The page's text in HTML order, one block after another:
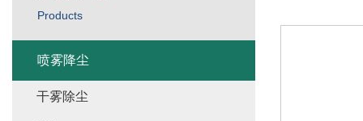
Products
喷雾降尘
干雾除尘